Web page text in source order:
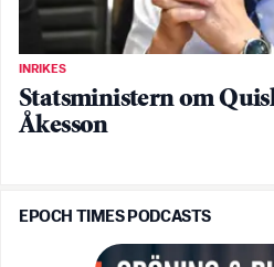
INRIKES
Statsministern om
Åkesson
EPOCH TIMES PODCASTS